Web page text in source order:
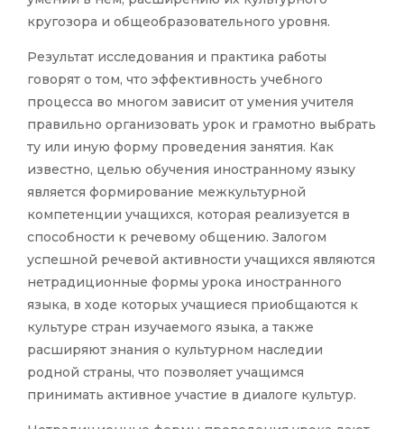
кругозора и общеобразовательного уровня.
Результат исследования и практика работы
говорят о том, что эффективность учебного
процесса во многом зависит от умения учителя
правильно организовать урок и грамотно выбрать
ту или иную форму проведения занятия. Как
известно, целью обучения иностранному языку
является формирование межкультурной
компетенции учащихся, которая реализуется в
способности к речевому общению. Залогом
успешной речевой активности учащихся являются
нетрадиционные формы урока иностранного
языка, в ходе которых учащиеся приобщаются к
культуре стран изучаемого языка, а также
расширяют знания о культурном наследии
родной страны, что позволяет учащимся
принимать активное участие в диалоге культур.